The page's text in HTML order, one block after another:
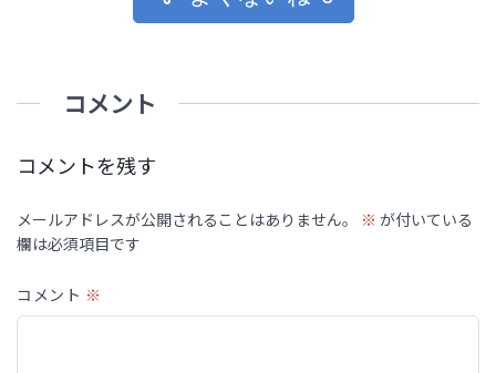
コメント
コメントを残す
メールアドレスが公開されることはありません。 ※ が付いている
欄は必須項目です
コメント ※